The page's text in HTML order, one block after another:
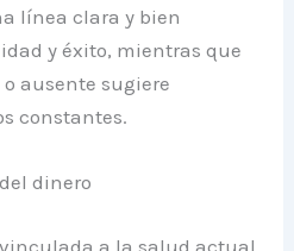
línea clara y bien
y éxito, mientras que
ausente sugiere
constantes.
dinero
a la salud actual